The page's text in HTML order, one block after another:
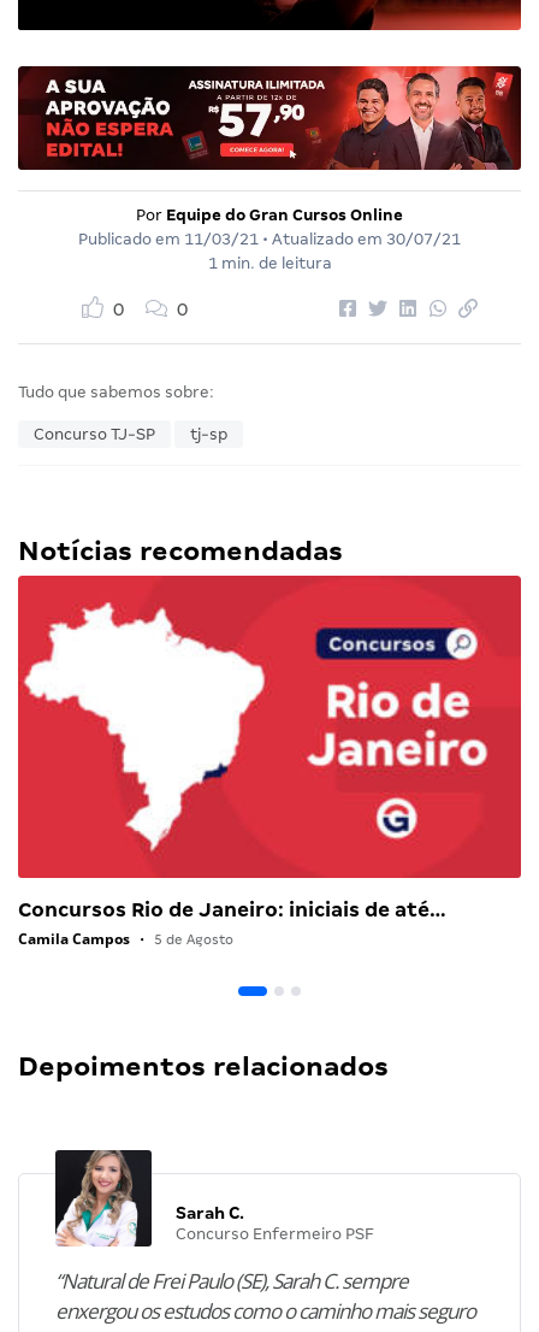
Por Equipe do Gran Cursos Online
Publicado em 11/03/21 • Atualizado em 30/07/21
1 min. de leitura
0 0
Tudo que sabemos sobre:
Concurso TJ-SP tj-sp
Notícias recomendadas
Concursos Rio de Janeiro: iniciais de até…
Camila Campos • 5 de Agosto
Depoimentos relacionados
Sarah C.
Concurso Enfermeiro PSF
“Natural de Frei Paulo (SE), Sarah C. sempre
enxergou os estudos como o caminho mais seguro